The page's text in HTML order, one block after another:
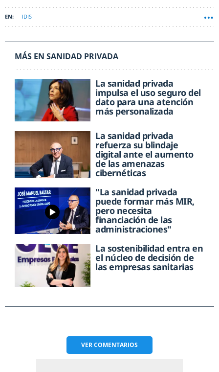
IDIS
MÁS EN SANIDAD PRIVADA
La sanidad privada
impulsa el uso seguro del
dato para una atención
más personalizada
La sanidad privada
refuerza su blindaje
digital ante el aumento
de las amenazas
cibernéticas
"La sanidad privada
puede formar más MIR,
pero necesita
financiación de las
administraciones"
La sostenibilidad entra en
el núcleo de decisión de
las empresas sanitarias
VERCOMENTARIOS